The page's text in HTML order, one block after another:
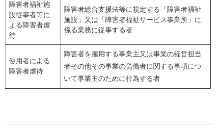
障害者福祉施
設従事者等に
よる障害者虐
待
障害者総合支援法等に規定する「障害者福祉
施設」又は「障害者福祉サービス事業所」に
係る業務に従事する者
使用者による
障害者虐待
障害者を雇用する事業主又は事業の経営担当
者その他その事業の労働者に関する事項につ
いて事業主のために行為する者